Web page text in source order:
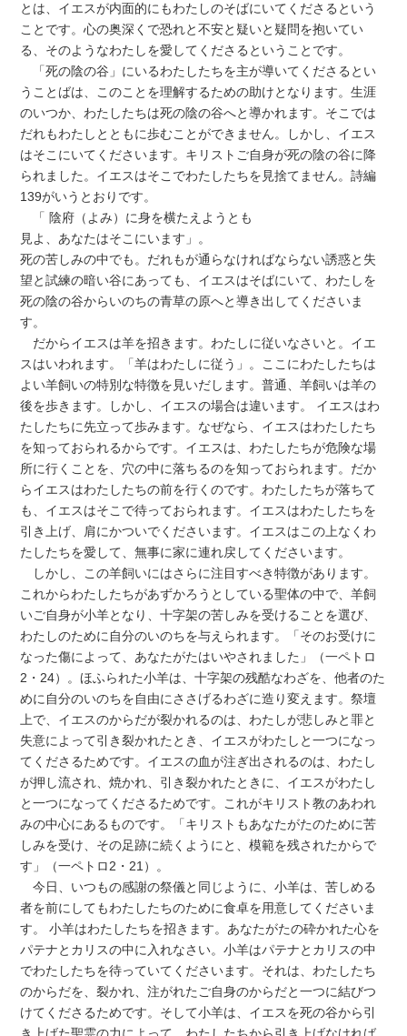
とは、イエスが内面的にもわたしのそばにいてくださるという
ことです。心の奥深くで恐れと不安と疑いと疑問を抱いてい
る、そのようなわたしを愛してくださるということです。
「死の陰の谷」にいるわたしたちを主が導いてくださるとい
うことばは、このことを理解するための助けとなります。生涯
のいつか、わたしたちは死の陰の谷へと導かれます。そこでは
だれもわたしとともに歩むことができません。しかし、イエス
はそこにいてくださいます。キリストご自身が死の陰の谷に降
られました。イエスはそこでわたしたちを見捨てません。詩編
139がいうとおりです。
「 陰府（よみ）に身を横たえようとも
見よ、あなたはそこにいます」。
死の苦しみの中でも。だれもが通らなければならない誘惑と失
望と試練の暗い谷にあっても、イエスはそばにいて、わたしを
死の陰の谷からいのちの青草の原へと導き出してくださいま
す。
だからイエスは羊を招きます。わたしに従いなさいと。イエ
スはいわれます。「羊はわたしに従う」。ここにわたしたちは
よい羊飼いの特別な特徴を見いだします。普通、羊飼いは羊の
後を歩きます。しかし、イエスの場合は違います。 イエスはわ
たしたちに先立って歩みます。なぜなら、イエスはわたしたち
を知っておられるからです。イエスは、わたしたちが危険な場
所に行くことを、穴の中に落ちるのを知っておられます。だか
らイエスはわたしたちの前を行くのです。わたしたちが落ちて
も、イエスはそこで待っておられます。イエスはわたしたちを
引き上げ、肩にかついでくださいます。イエスはこの上なくわ
たしたちを愛して、無事に家に連れ戻してくださいます。
しかし、この羊飼いにはさらに注目すべき特徴があります。
これからわたしたちがあずかろうとしている聖体の中で、羊飼
いご自身が小羊となり、十字架の苦しみを受けることを選び、
わたしのために自分のいのちを与えられます。「そのお受けに
なった傷によって、あなたがたはいやされました」（一ペトロ
2・24）。ほふられた小羊は、十字架の残酷なわざを、他者のた
めに自分のいのちを自由にささげるわざに造り変えます。祭壇
上で、イエスのからだが裂かれるのは、わたしが悲しみと罪と
失意によって引き裂かれたとき、イエスがわたしと一つになっ
てくださるためです。イエスの血が注ぎ出されるのは、わたし
が押し流され、焼かれ、引き裂かれたときに、イエスがわたし
と一つになってくださるためです。これがキリスト教のあわれ
みの中心にあるものです。「キリストもあなたがたのために苦
しみを受け、その足跡に続くようにと、模範を残されたからで
す」（一ペトロ2・21）。
今日、いつもの感謝の祭儀と同じように、小羊は、苦しめる
者を前にしてもわたしたちのために食卓を用意してくださいま
す。 小羊はわたしたちを招きます。あなたがたの砕かれた心を
パテナとカリスの中に入れなさい。小羊はパテナとカリスの中
でわたしたちを待っていてくださいます。それは、わたしたち
のからだを、裂かれ、注がれたご自身のからだと一つに結びつ
けてくださるためです。そして小羊は、イエスを死の谷から引